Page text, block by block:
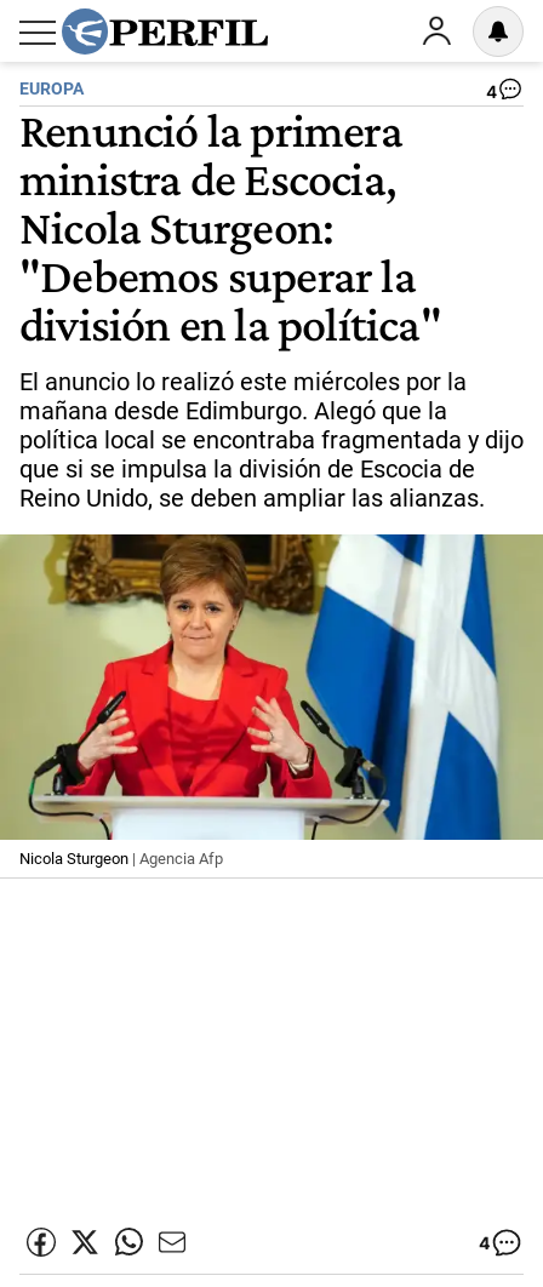
EUROPA 4
Renunció la primera
ministra de Escocia,
Nicola Sturgeon:
"Debemos superar la
división en la política"
El anuncio lo realizó este miércoles por la
mañana desde Edimburgo. Alegó que la
política local se encontraba fragmentada y dijo
que si se impulsa la división de Escocia de
Reino Unido, se deben ampliar las alianzas.
Nicola Sturgeon | Agencia Afp
4